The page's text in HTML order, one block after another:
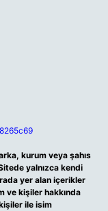
kurum veya şahıs
yalnızca kendi
yer alan içerikler
ve kişiler hakkında
ile isim